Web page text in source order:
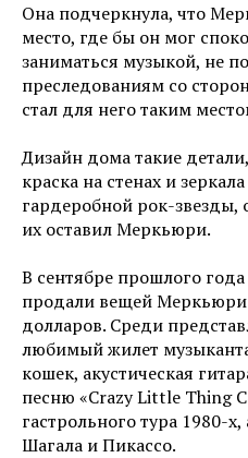
Она подчеркнула, что
место, где бы он мог
заниматься музыкой, не
преследованиям со
стал для него таким
Дизайн дома такие
краска на стенах и
гардеробной рок-звезды,
их оставил Меркьюри.
В сентябре прошлого года
продали вещей
долларов. Среди
любимый жилет
кошек, акустическая
песню «Crazy Little Thing
гастрольного тура 1980-
Шагала и Пикассо.